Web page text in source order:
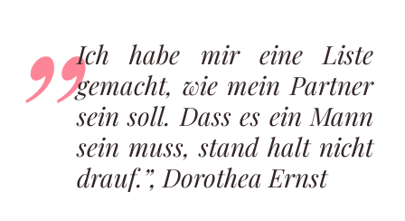
Ich habe mir eine Liste
gemacht, wie mein Partner
sein soll. Dass es ein Mann
sein muss, stand halt nicht
drauf.”, Dorothea Ernst